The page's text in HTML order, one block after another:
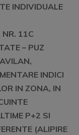
INDIVIDUALE
NR. 11C
– PUZ
INDICI
IN ZONA, IN
P+2 SI
(ALIPIRE